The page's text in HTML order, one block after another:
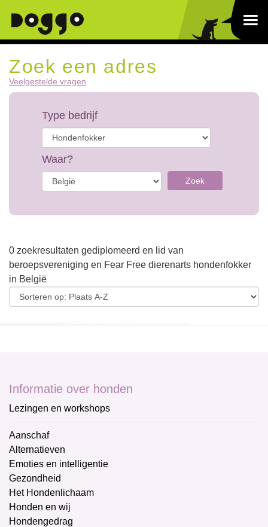
Zoek een adres
Veelgestelde vragen
Type bedrijf
Waar?
Zoek
0 zoekresultaten gediplomeerd en lid van
beroepsvereniging en Fear Free dierenarts hondenfokker
in België
Informatie over honden
Lezingen en workshops
Aanschaf
Alternatieven
Emoties en intelligentie
Gezondheid
Het Hondenlichaam
Honden en wij
Hondengedrag